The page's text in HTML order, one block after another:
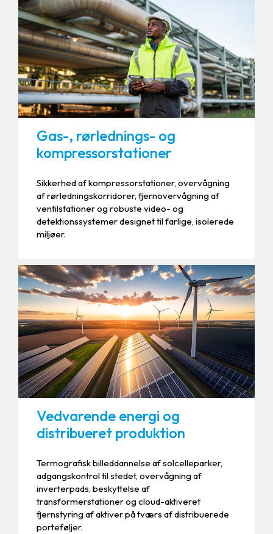
Gas-, rørlednings- og
kompressorstationer
Sikkerhed af kompressorstationer, overvågning
af rørledningskorridorer, fjernovervågning af
ventilstationer og robuste video- og
detektionssystemer designet til farlige, isolerede
miljøer.
Vedvarende energi og
distribueret produktion
Termografisk billeddannelse af solcelleparker,
adgangskontrol til stedet, overvågning af
inverterpads, beskyttelse af
transformerstationer og cloud-aktiveret
fjernstyring af aktiver på tværs af distribuerede
porteføljer.